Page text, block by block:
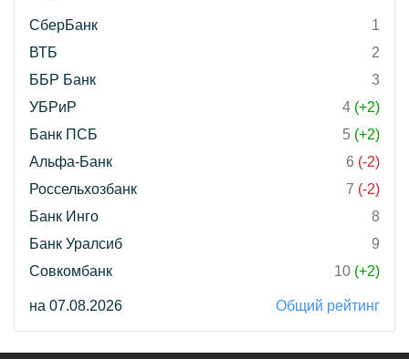
СберБанк
1
ВТБ
2
ББР Банк
3
УБРиР
4 (+2)
Банк ПСБ
5 (+2)
Альфа-Банк
6 (-2)
Россельхозбанк
7 (-2)
Банк Инго
8
Банк Уралсиб
9
Совкомбанк
10 (+2)
на 07.08.2026 Общий рейтинг